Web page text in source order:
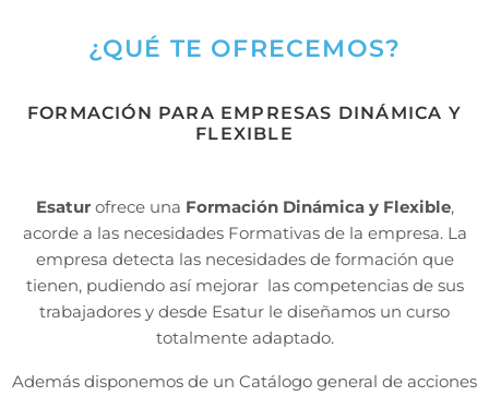
¿QUÉ TE OFRECEMOS?
FORMACIÓN PARA EMPRESAS DINÁMICA Y
FLEXIBLE
Esaturofrece una Formación Dinámica y Flexible,
acorde a las necesidades Formativas de la empresa. La
empresa detecta las necesidades de formación que
tienen, pudiendo así mejorar las competencias de sus
trabajadores y desde Esatur le diseñamos un curso
totalmente adaptado.
Además disponemos de un Catálogo general de acciones